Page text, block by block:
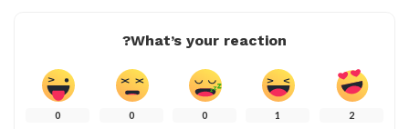
What’s your reaction?
2
1
0
0
0